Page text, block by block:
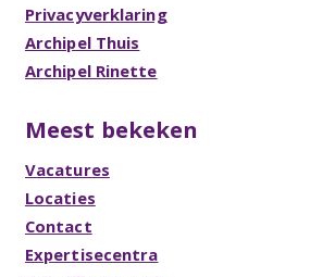
Privacyverklaring
Archipel Thuis
Archipel Rinette
Meest bekeken
Vacatures
Locaties
Contact
Expertisecentra